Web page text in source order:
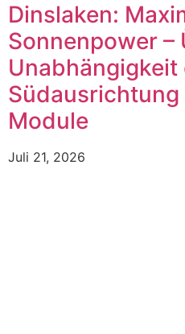
Dinslaken:
Sonnenpower –
Südausrichtung
Module
Juli 21, 2026